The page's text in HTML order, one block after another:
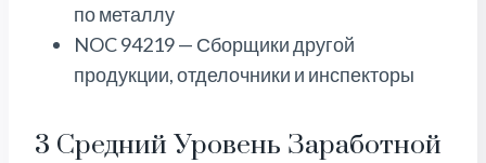
по металлу
NOC 94219 — Сборщики другой
продукции, отделочники и инспекторы
3 Средний Уровень Заработной